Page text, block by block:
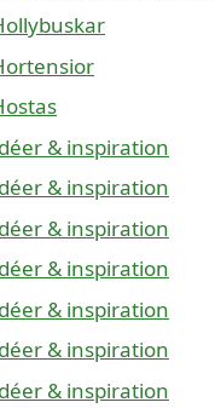
& inspiration
& inspiration
& inspiration
& inspiration
& inspiration
& inspiration
& inspiration